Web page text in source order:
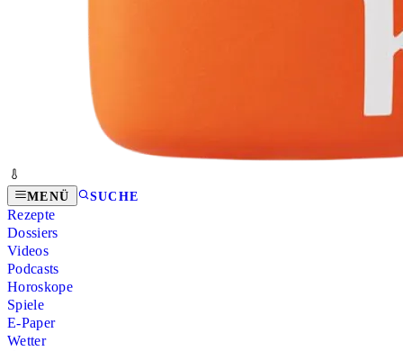
MENÜ SUCHE
Rezepte
Dossiers
Videos
Podcasts
Horoskope
Spiele
E-Paper
Wetter